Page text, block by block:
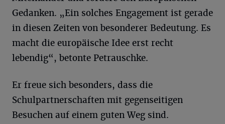
Gedanken. „Ein solches Engagement ist gerade
in diesen Zeiten von besonderer Bedeutung. Es
macht die europäische Idee erst recht
lebendig“, betonte Petrauschke.
Er freue sich besonders, dass die
Schulpartnerschaften mit gegenseitigen
Besuchen auf einem guten Weg sind.